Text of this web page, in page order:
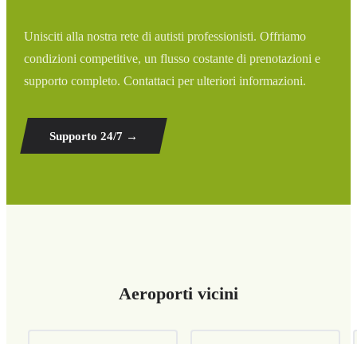
Unisciti alla nostra rete di autisti professionisti. Offriamo
condizioni competitive, un flusso costante di prenotazioni e
supporto completo. Contattaci per ulteriori informazioni.
Supporto 24/7 →
Aeroporti vicini